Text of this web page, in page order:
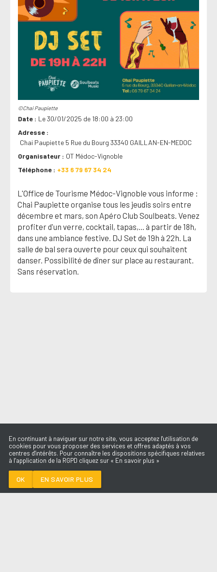
©Chai Paupiette
Date
Le 30/01/2025 de 18:00 à 23:00
Adresse
Chai Paupiette 5 Rue du Bourg 33340 GAILLAN-EN-MEDOC
Organisateur
OT Médoc-Vignoble
Téléphone
+33 6 79 67 34 24
L'Office de Tourisme Médoc-Vignoble vous informe :
Chai Paupiette organise tous les jeudis soirs entre
décembre et mars, son Apéro Club Soulbeats. Venez
profiter d'un verre, cocktail, tapas,... à partir de 18h,
dans une ambiance festive. DJ Set de 19h à 22h. La
salle de bal sera ouverte pour ceux qui souhaitent
danser. Possibilité de dîner sur place au restaurant.
Sans réservation.
En continuant à naviguer sur notre site, vous acceptez l'utilisation de
cookies pour vous proposer des services et offres adaptés à vos
centres d'intérêts. Pour connaître les dispositions spécifiques relatives
à l’application de la RGPD cliquez sur « En savoir plus »
OK EN SAVOIR PLUS